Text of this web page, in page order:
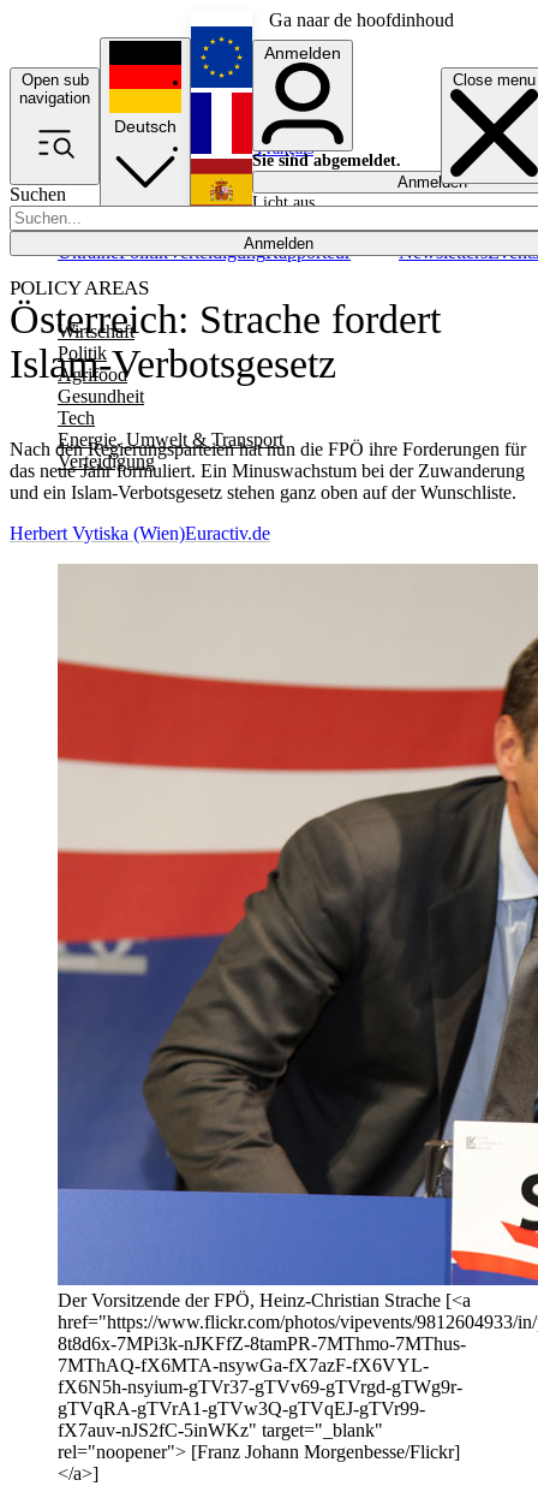
Ga naar de hoofdinhoud
Open sub
navigation
Close menu
Suchen
Anmelden
POLICY AREAS
Wirtschaft
Politik
Agrifood
Gesundheit
Tech
Energie, Umwelt & Transport
Verteidigung
UkrainePolitikVerteidigungRapporteur NewslettersEvents
Deutsch
English
Français
Anmelden
Sie sind abgemeldet.
Anmelden
Licht aus
Österreich: Strache fordert
Islam-Verbotsgesetz
Nach den Regierungsparteien hat nun die FPÖ ihre Forderungen für
das neue Jahr formuliert. Ein Minuswachstum bei der Zuwanderung
und ein Islam-Verbotsgesetz stehen ganz oben auf der Wunschliste.
Herbert Vytiska (Wien)Euractiv.de
Der Vorsitzende der FPÖ, Heinz-Christian Strache [<a
href="https://www.flickr.com/photos/vipevents/9812604933/
8t8d6x-7MPi3k-nJKFfZ-8tamPR-7MThmo-7MThus-
7MThAQ-fX6MTA-nsywGa-fX7azF-fX6VYL-
fX6N5h-nsyium-gTVr37-gTVv69-gTVrgd-gTWg9r-
gTVqRA-gTVrA1-gTVw3Q-gTVqEJ-gTVr99-
fX7auv-nJS2fC-5inWKz" target="_blank"
rel="noopener"> [Franz Johann Morgenbesse/Flickr]
</a>]